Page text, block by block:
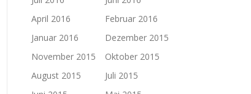
April 2016
Februar 2016
Januar 2016
Dezember 2015
November 2015
Oktober 2015
August 2015
Juli 2015